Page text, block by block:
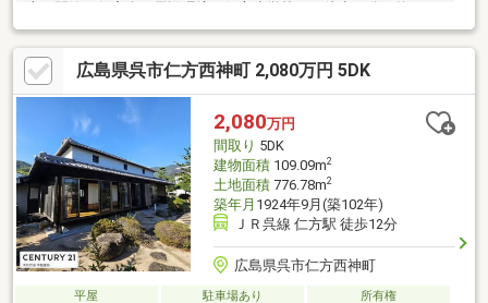
ｍ）・仁方中学校まで徒歩11分（約850ｍ）・藤三 仁方店まで徒
歩17分（約1300ｍ）・JR呉線「仁方」駅まで徒歩12分（約900
ｍ）＊－－－－－－－－－－－－－－－－－－－－－＊＼おウチ
探しはケイアイエポックメイキング（株）にお任せください！／
☆幅広いご紹介♪気になる物件を一括でご紹介させていただきま
す！☆住宅ローン相談無料対応！秘密厳守にて親身にご対応しま
す！☆土日平日夜でもご対応可能です！
広島県呉市仁方西神町 2,080万円 5DK
2,080万円
間取り 5DK
建物面積109.09m2
土地面積776.78m2
築年月 1924年9月(築102年)
ＪＲ呉線 仁方駅 徒歩12分
広島県呉市仁方西神町
平屋 駐車場あり 所有権